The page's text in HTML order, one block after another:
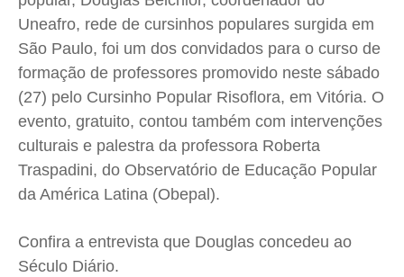
Educação
Meio Ambiente
Saúde
Cidades
Direitos
Economia
Cultura
Caetano Roque
Educação
Meio Ambiente
Saúde
Cidades
Direitos
Economia
Cultura
Caetano Roque
Educação
Meio Ambiente
Saúde
Cidades
Direitos
Economia
Cultura
Caetano Roque
Educação
Meio Ambiente
Saúde
Cidades
Direitos
Economia
Cultura
Caetano Roque
Uneafro, rede de cursinhos populares surgida em
São Paulo, foi um dos convidados para o curso de
formação de professores promovido neste sábado
(27) pelo Cursinho Popular Risoflora, em Vitória. O
evento, gratuito, contou também com intervenções
culturais e palestra da professora Roberta
Traspadini, do Observatório de Educação Popular
da América Latina (Obepal).
Confira a entrevista que Douglas concedeu ao
Século Diário.